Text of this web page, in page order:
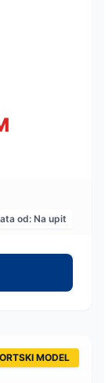
od: Na upit
MODEL